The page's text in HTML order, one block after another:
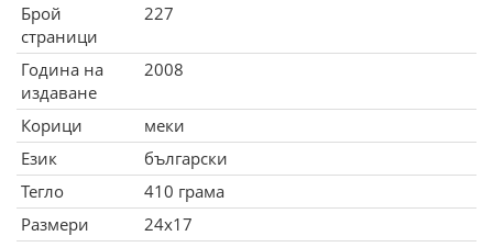
Брой
страници
227
Година на
издаване
2008
Корици
меки
Език
български
Тегло
410 грама
Размери
24x17